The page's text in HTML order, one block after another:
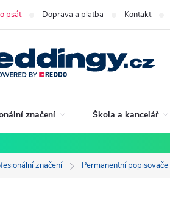
psát Doprava a platba Kontakt
značení Škola a kancelář
značení Permanentní popisovače